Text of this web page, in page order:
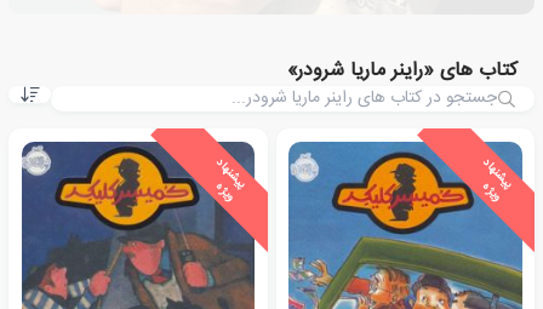
کتاب های «راینر ماریا شرودر»
پ
ی
ش
ن
ه
ا
د
و
ی
ژ
ه پ
ی
ش
ن
ه
ا
د
و
ی
ژ
ه